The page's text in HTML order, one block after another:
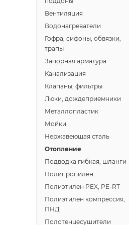
Вентиляция
Водонагреватели
Гофра, сифоны, обвязки,
трапы
Запорная арматура
Канализация
Клапаны, фильтры
Люки, дождеприемники
Металлопластик
Мойки
Нержавеющая сталь
Отопление
Подводка гибкая, шланги
Полипропилен
Полиэтилен PEX, PE-RT
Полиэтилен компрессия,
ПНД
Полотенцесушители